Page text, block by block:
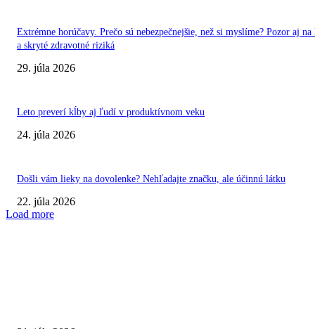
Extrémne horúčavy. Prečo sú nebezpečnejšie, než si myslíme? Pozor aj
a skryté zdravotné riziká
29. júla 2026
Leto preverí kĺby aj ľudí v produktívnom veku
24. júla 2026
Došli vám lieky na dovolenke? Nehľadajte značku, ale účinnú látku
22. júla 2026
Load more